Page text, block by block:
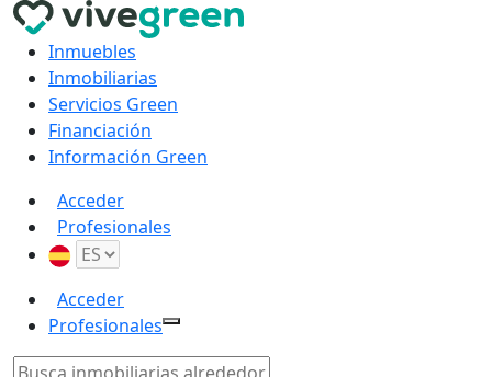
Inmuebles
Inmobiliarias
Servicios Green
Financiación
Información Green
Acceder
Profesionales
Acceder
Profesionales